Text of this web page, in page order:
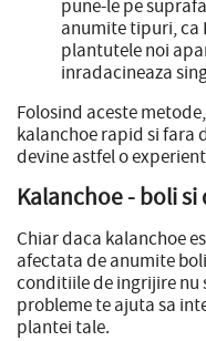
pune-le pe
anumite tipuri, ca
plantutele noi
inradacineaza
Folosind aceste
kalanchoe rapid si
devine astfel o
Kalanchoe - boli
Chiar daca kalanchoe
afectata de anumite
conditiile de ingrijire nu
probleme te ajuta sa
plantei tale.